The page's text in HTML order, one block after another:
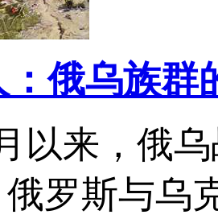
：俄乌族群
以来，俄
罗斯与乌